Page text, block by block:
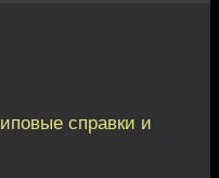
справки и